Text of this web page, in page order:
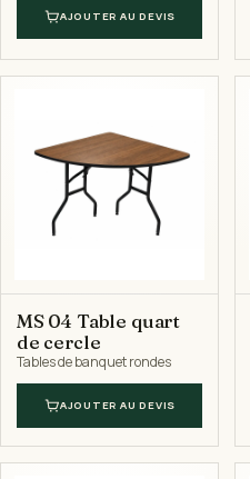
AJOUTER AU DEVIS
MS 04 Table quart
de cercle
Tables de banquet rondes
AJOUTER AU DEVIS